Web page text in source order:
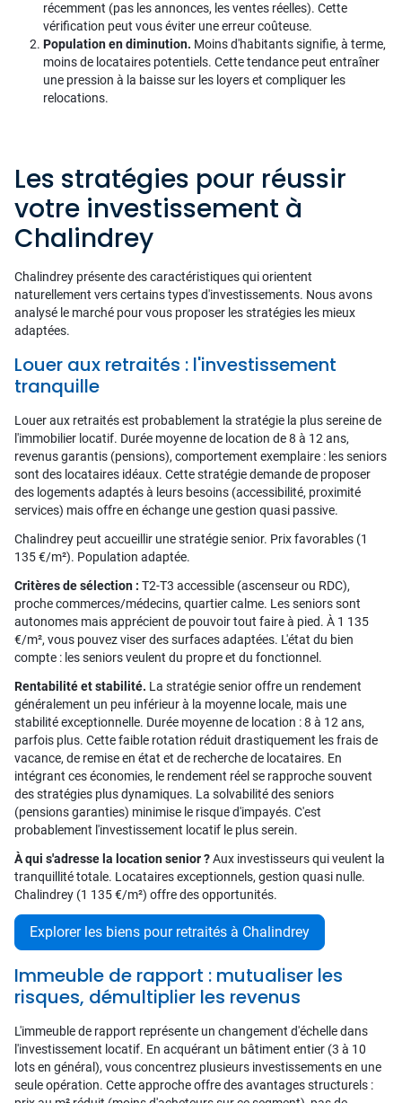
récemment (pas les annonces, les ventes réelles). Cette
vérification peut vous éviter une erreur coûteuse.
Population en diminution. Moins d'habitants signifie, à terme,
moins de locataires potentiels. Cette tendance peut entraîner
une pression à la baisse sur les loyers et compliquer les
relocations.
Les stratégies pour réussir
votre investissement à
Chalindrey
Chalindrey présente des caractéristiques qui orientent
naturellement vers certains types d'investissements. Nous avons
analysé le marché pour vous proposer les stratégies les mieux
adaptées.
Louer aux retraités : l'investissement
tranquille
Louer aux retraités est probablement la stratégie la plus sereine de
l'immobilier locatif. Durée moyenne de location de 8 à 12 ans,
revenus garantis (pensions), comportement exemplaire : les seniors
sont des locataires idéaux. Cette stratégie demande de proposer
des logements adaptés à leurs besoins (accessibilité, proximité
services) mais offre en échange une gestion quasi passive.
Chalindrey peut accueillir une stratégie senior. Prix favorables (1
135 €/m²). Population adaptée.
Critères de sélection : T2-T3 accessible (ascenseur ou RDC),
proche commerces/médecins, quartier calme. Les seniors sont
autonomes mais apprécient de pouvoir tout faire à pied. À 1 135
€/m², vous pouvez viser des surfaces adaptées. L'état du bien
compte : les seniors veulent du propre et du fonctionnel.
Rentabilité et stabilité. La stratégie senior offre un rendement
généralement un peu inférieur à la moyenne locale, mais une
stabilité exceptionnelle. Durée moyenne de location : 8 à 12 ans,
parfois plus. Cette faible rotation réduit drastiquement les frais de
vacance, de remise en état et de recherche de locataires. En
intégrant ces économies, le rendement réel se rapproche souvent
des stratégies plus dynamiques. La solvabilité des seniors
(pensions garanties) minimise le risque d'impayés. C'est
probablement l'investissement locatif le plus serein.
À qui s'adresse la location senior ?Aux investisseurs qui veulent la
tranquillité totale. Locataires exceptionnels, gestion quasi nulle.
Chalindrey (1 135 €/m²) offre des opportunités.
Explorer les biens pour retraités à Chalindrey
Immeuble de rapport : mutualiser les
risques, démultiplier les revenus
L'immeuble de rapport représente un changement d'échelle dans
l'investissement locatif. En acquérant un bâtiment entier (3 à 10
lots en général), vous concentrez plusieurs investissements en une
seule opération. Cette approche offre des avantages structurels :